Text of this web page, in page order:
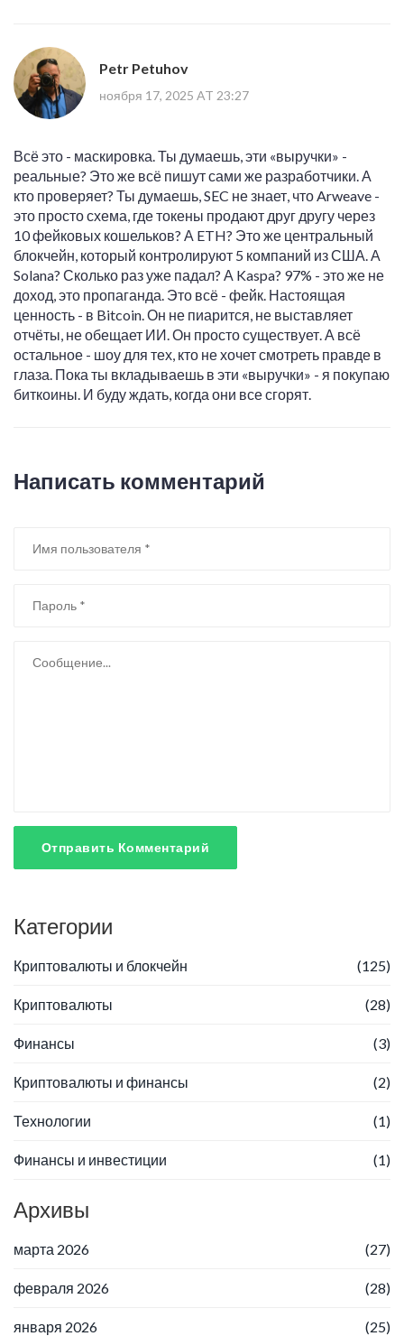
Petr Petuhov
ноября 17, 2025 AT 23:27
Всё это - маскировка. Ты думаешь, эти «выручки» -
реальные? Это же всё пишут сами же разработчики. А
кто проверяет? Ты думаешь, SEC не знает, что Arweave -
это просто схема, где токены продают друг другу через
10 фейковых кошельков? А ETH? Это же центральный
блокчейн, который контролируют 5 компаний из США. А
Solana? Сколько раз уже падал? А Kaspa? 97% - это же не
доход, это пропаганда. Это всё - фейк. Настоящая
ценность - в Bitcoin. Он не пиарится, не выставляет
отчёты, не обещает ИИ. Он просто существует. А всё
остальное - шоу для тех, кто не хочет смотреть правде в
глаза. Пока ты вкладываешь в эти «выручки» - я покупаю
биткоины. И буду ждать, когда они все сгорят.
Написать комментарий
Отправить Комментарий
Категории
Криптовалюты и блокчейн (125)
Криптовалюты (28)
Финансы (3)
Криптовалюты и финансы (2)
Технологии (1)
Финансы и инвестиции (1)
Архивы
марта 2026 (27)
февраля 2026 (28)
января 2026 (25)